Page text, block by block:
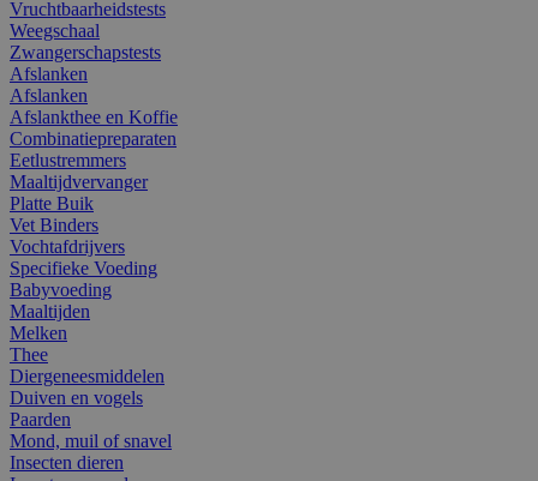
Vruchtbaarheidstests
Weegschaal
Zwangerschapstests
Afslanken
Afslanken
Afslankthee en Koffie
Combinatiepreparaten
Eetlustremmers
Maaltijdvervanger
Platte Buik
Vet Binders
Vochtafdrijvers
Specifieke Voeding
Babyvoeding
Maaltijden
Melken
Thee
Diergeneesmiddelen
Duiven en vogels
Paarden
Mond, muil of snavel
Insecten dieren